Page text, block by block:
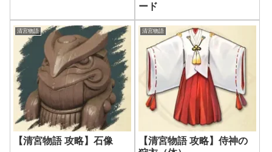
ード
清宮物語
【清宮物語 攻略】石像
清宮物語
【清宮物語 攻略】侍神の